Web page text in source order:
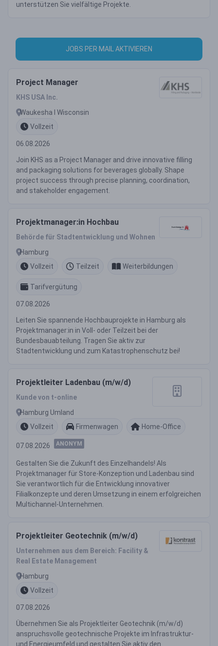
unterstützen Sie vielfältige Projekte.
JOBS PER MAIL AKTIVIEREN
Project Manager
KHS USA Inc.
Waukesha ǀ Wisconsin
Vollzeit
06.08.2026
Join KHS as a Project Manager and drive innovative filling
and packaging solutions for beverages globally. Shape
project success through precise planning, coordination,
and stakeholder engagement.
Projektmanager:in Hochbau
Behörde für Stadtentwicklung und Wohnen
Hamburg
Vollzeit
Teilzeit Weiterbildungen
Tarifvergütung
07.08.2026
Leiten Sie spannende Hochbauprojekte in Hamburg als
Projektmanager:in in Voll- oder Teilzeit bei der
Bundesbauabteilung. Tragen Sie aktiv zur
Stadtentwicklung und zum Katastrophenschutz bei!
Projektleiter Ladenbau (m/w/d)
Kunde von t-online
Hamburg Umland
Vollzeit
Firmenwagen Home-Office
07.08.2026 ANONYM
Gestalten Sie die Zukunft des Einzelhandels! Als
Projektmanager für Store-Konzeption und Ladenbau sind
Sie verantwortlich für die Entwicklung innovativer
Filialkonzepte und deren Umsetzung in einem erfolgreichen
Multichannel-Unternehmen.
Projektleiter Geotechnik (m/w/d)
Unternehmen aus dem Bereich: Facility &
Real Estate Management
Hamburg
Vollzeit
07.08.2026
Übernehmen Sie als Projektleiter Geotechnik (m/w/d)
anspruchsvolle geotechnische Projekte im Infrastruktur-
und Energieumfeld und gestalten Sie aktiv den